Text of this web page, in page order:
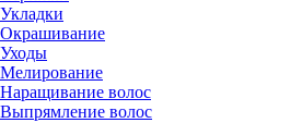
Укладки
Окрашивание
Уходы
Мелирование
Наращивание волос
Выпрямление волос